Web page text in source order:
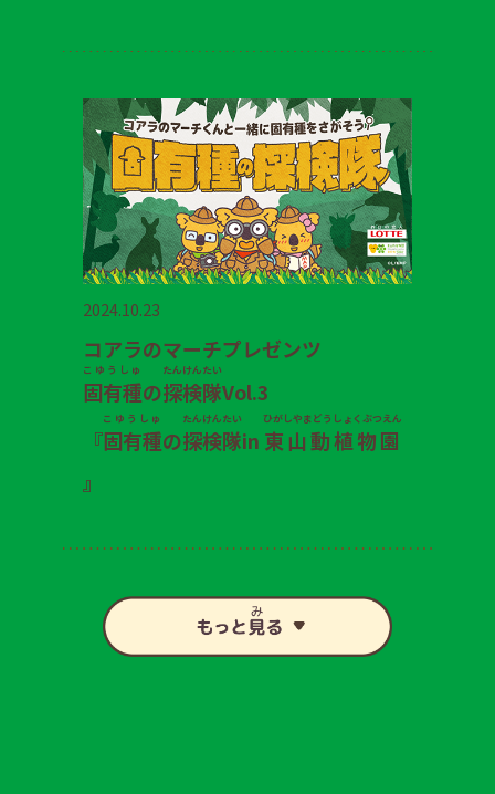
2024.10.23
コアラのマーチプレゼンツ
固有種
こゆうしゅ
の探検
たんけん
隊
たい
Vol.3
『固有種
こゆうしゅ
の探検
たんけん
隊
たい
in 東山動植物園
ひがしやまどうしょくぶつえん
』